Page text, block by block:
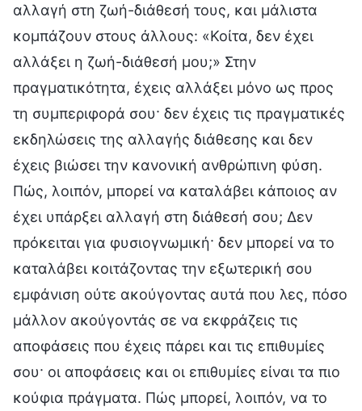
αλλαγή στη ζωή-διάθεσή τους, και μάλιστα
κομπάζουν στους άλλους: «Κοίτα, δεν έχει
αλλάξει η ζωή-διάθεσή μου;» Στην
πραγματικότητα, έχεις αλλάξει μόνο ως προς
τη συμπεριφορά σου· δεν έχεις τις πραγματικές
εκδηλώσεις της αλλαγής διάθεσης και δεν
έχεις βιώσει την κανονική ανθρώπινη φύση.
Πώς, λοιπόν, μπορεί να καταλάβει κάποιος αν
έχει υπάρξει αλλαγή στη διάθεσή σου; Δεν
πρόκειται για φυσιογνωμική· δεν μπορεί να το
καταλάβει κοιτάζοντας την εξωτερική σου
εμφάνιση ούτε ακούγοντας αυτά που λες, πόσο
μάλλον ακούγοντάς σε να εκφράζεις τις
αποφάσεις που έχεις πάρει και τις επιθυμίες
σου· οι αποφάσεις και οι επιθυμίες είναι τα πιο
κούφια πράγματα. Πώς μπορεί, λοιπόν, να το